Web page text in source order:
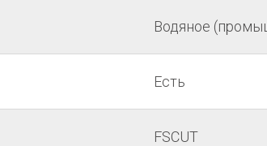
Водяное
Есть
FSCUT